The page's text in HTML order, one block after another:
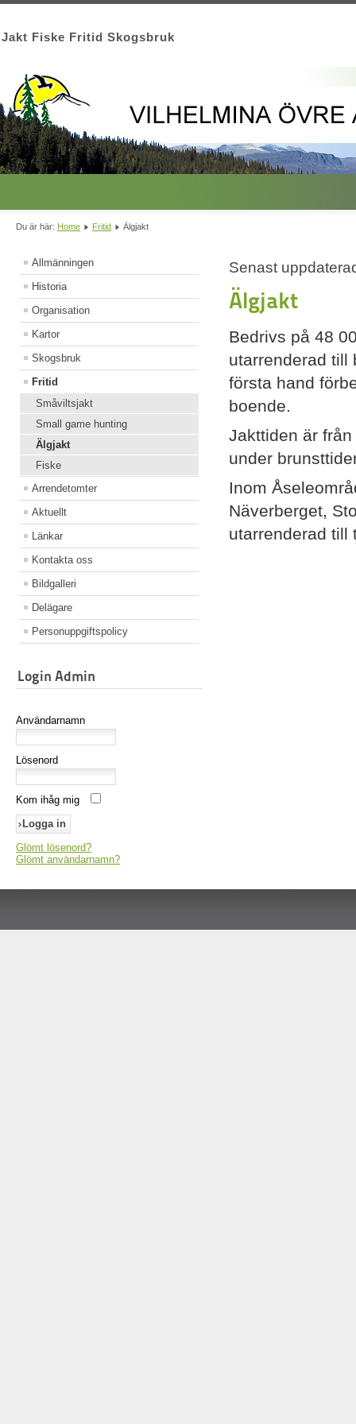
Jakt Fiske Fritid Skogsbruk
Du är här: Home Fritid Älgjakt
Allmänningen
Historia
Organisation
Kartor
Skogsbruk
Fritid
Småviltsjakt
Small game hunting
Älgjakt
Fiske
Arrendetomter
Aktuellt
Länkar
Kontakta oss
Bildgalleri
Delägare
Personuppgiftspolicy
Login Admin
Användarnamn
Lösenord
Kom ihåg mig
Glömt lösenord?
Glömt användarnamn?
Senast
Älgjakt
Bedrivs på 48
utarrenderad till
första hand
boende.
Jakttiden är
under
Inom
Näverberget,
utarrenderad till